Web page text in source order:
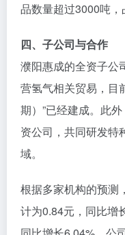
品数量超过3000吨，
四、子公司与合作
濮阳惠成的全资子公
营氢气相关贸易，目
期）”已经建成。此
资公司，共同研发特
域。
根据多家机构的预测
计为0.84元，同比增